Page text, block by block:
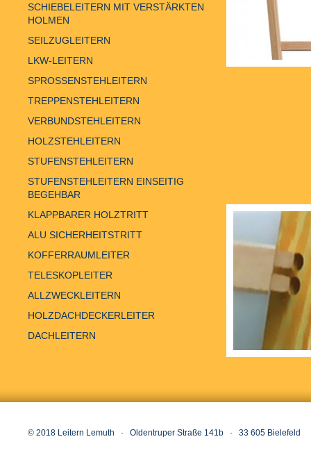
SCHIEBELEITERN MIT VERSTÄRKTEN
HOLMEN
SEILZUGLEITERN
LKW-LEITERN
SPROSSENSTEHLEITERN
TREPPENSTEHLEITERN
VERBUNDSTEHLEITERN
HOLZSTEHLEITERN
STUFENSTEHLEITERN
STUFENSTEHLEITERN EINSEITIG
BEGEHBAR
KLAPPBARER HOLZTRITT
ALU SICHERHEITSTRITT
KOFFERRAUMLEITER
TELESKOPLEITER
ALLZWECKLEITERN
HOLZDACHDECKERLEITER
DACHLEITERN
© 2018 Leitern Lemuth · Oldentruper Straße 141b · 33 605 Bielefeld